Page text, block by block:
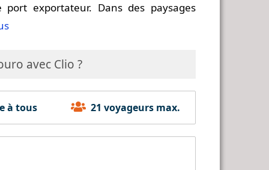
exportateur. Dans des paysages
avec Clio ?
à tous 21 voyageurs max.